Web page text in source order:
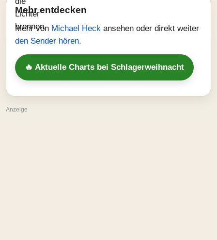
Mehr entdecken
Mehr von Michael Heck ansehen oder direkt weiter
den Sender hören.
🔥 Aktuelle Charts bei Schlagerweihnacht
Anzeige